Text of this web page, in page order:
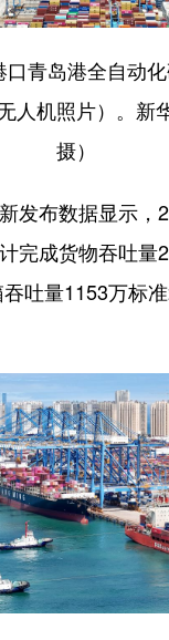
彩票 娱乐
公益 书画
市公司 投教基地
东新闻 图片
文旅 社会民生
视齐鲁
Français
日本語
青岛港全自动
人机照片）。新
摄）
布数据显示，
完成货物吞吐量
吐量1153万标